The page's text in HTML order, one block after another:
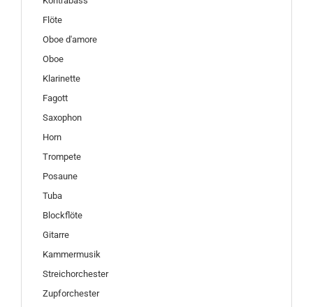
Flöte
Oboe d'amore
Oboe
Klarinette
Fagott
Saxophon
Horn
Trompete
Posaune
Tuba
Blockflöte
Gitarre
Kammermusik
Streichorchester
Zupforchester